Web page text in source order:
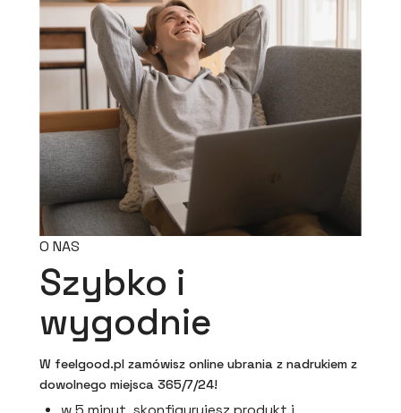
O NAS
Szybko i
wygodnie
W feelgood.pl zamówisz online ubrania z nadrukiem z
dowolnego miejsca 365/7/24!